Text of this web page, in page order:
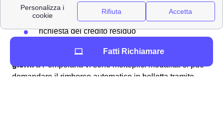
problemi con la business SIM windtre a
Pompeiana
richiesta del credito residuo
Per ottenere in particolare il rimborso dell'addebito a 28
giornia Pompeiana vi sono molteplici modalità: si può
domandare il rimborso automatico in bolletta tramite
Fatti Richiamare